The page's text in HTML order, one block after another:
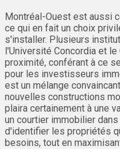
Montréal-Ouest est aussi
ce qui en fait un choix
s'installer. Plusieurs
l'Université Concordia et
proximité, conférant à ce
pour les investisseurs
est un mélange
nouvelles constructions
plaira certainement à une
un courtier immobilier
d'identifier les propriétés
besoins, tout en